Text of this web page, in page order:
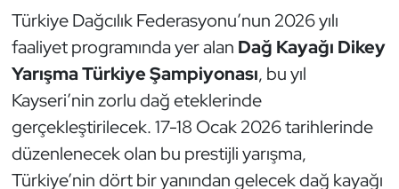
Türkiye Dağcılık Federasyonu’nun 2026 yılı
faaliyet programında yer alan Dağ Kayağı Dikey
Yarışma Türkiye Şampiyonası, bu yıl
Kayseri’nin zorlu dağ eteklerinde
gerçekleştirilecek. 17-18 Ocak 2026 tarihlerinde
düzenlenecek olan bu prestijli yarışma,
Türkiye’nin dört bir yanından gelecek dağ kayağı
E-Spor
Eskrim
Futbol
Futsal